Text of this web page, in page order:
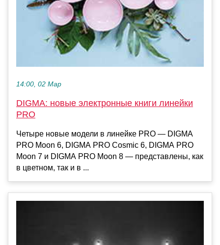
14:00, 02 Мар
DIGMA: новые электронные книги линейки
PRO
Четыре новые модели в линейке PRO — DIGMA
PRO Moon 6, DIGMA PRO Cosmic 6, DIGMA PRO
Moon 7 и DIGMA PRO Moon 8 — представлены, как
в цветном, так и в ...